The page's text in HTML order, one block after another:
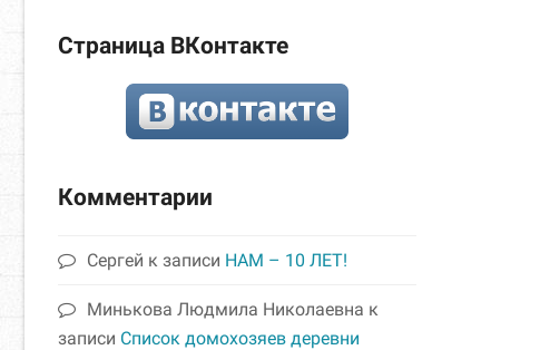
Страница ВКонтакте
Комментарии
Сергей к записи НАМ – 10 ЛЕТ!
Минькова Людмила Николаевна к
записи Список домохозяев деревни